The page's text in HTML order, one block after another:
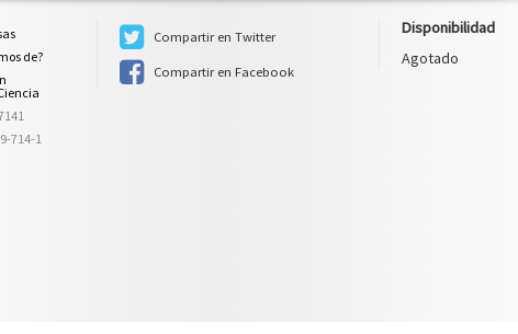
de?
714-1
Compartir en Twitter
Compartir en Facebook
Disponibilidad
Agotado